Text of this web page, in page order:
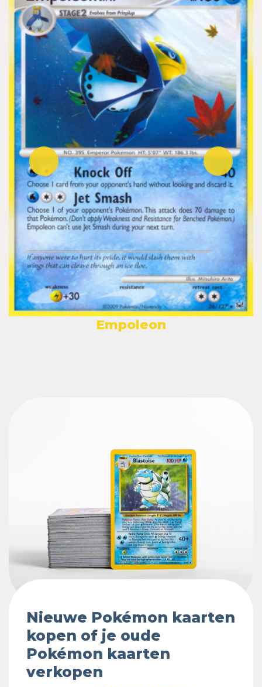
Empoleon
Nieuwe Pokémon kaarten
kopen of je oude
Pokémon kaarten
verkopen